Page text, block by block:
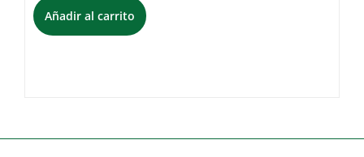
Añadir al carrito